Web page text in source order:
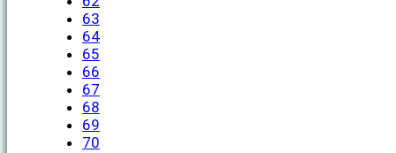
63
64
65
66
67
68
69
70